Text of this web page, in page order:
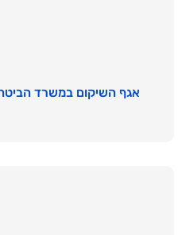
אגף השיקום במשרד